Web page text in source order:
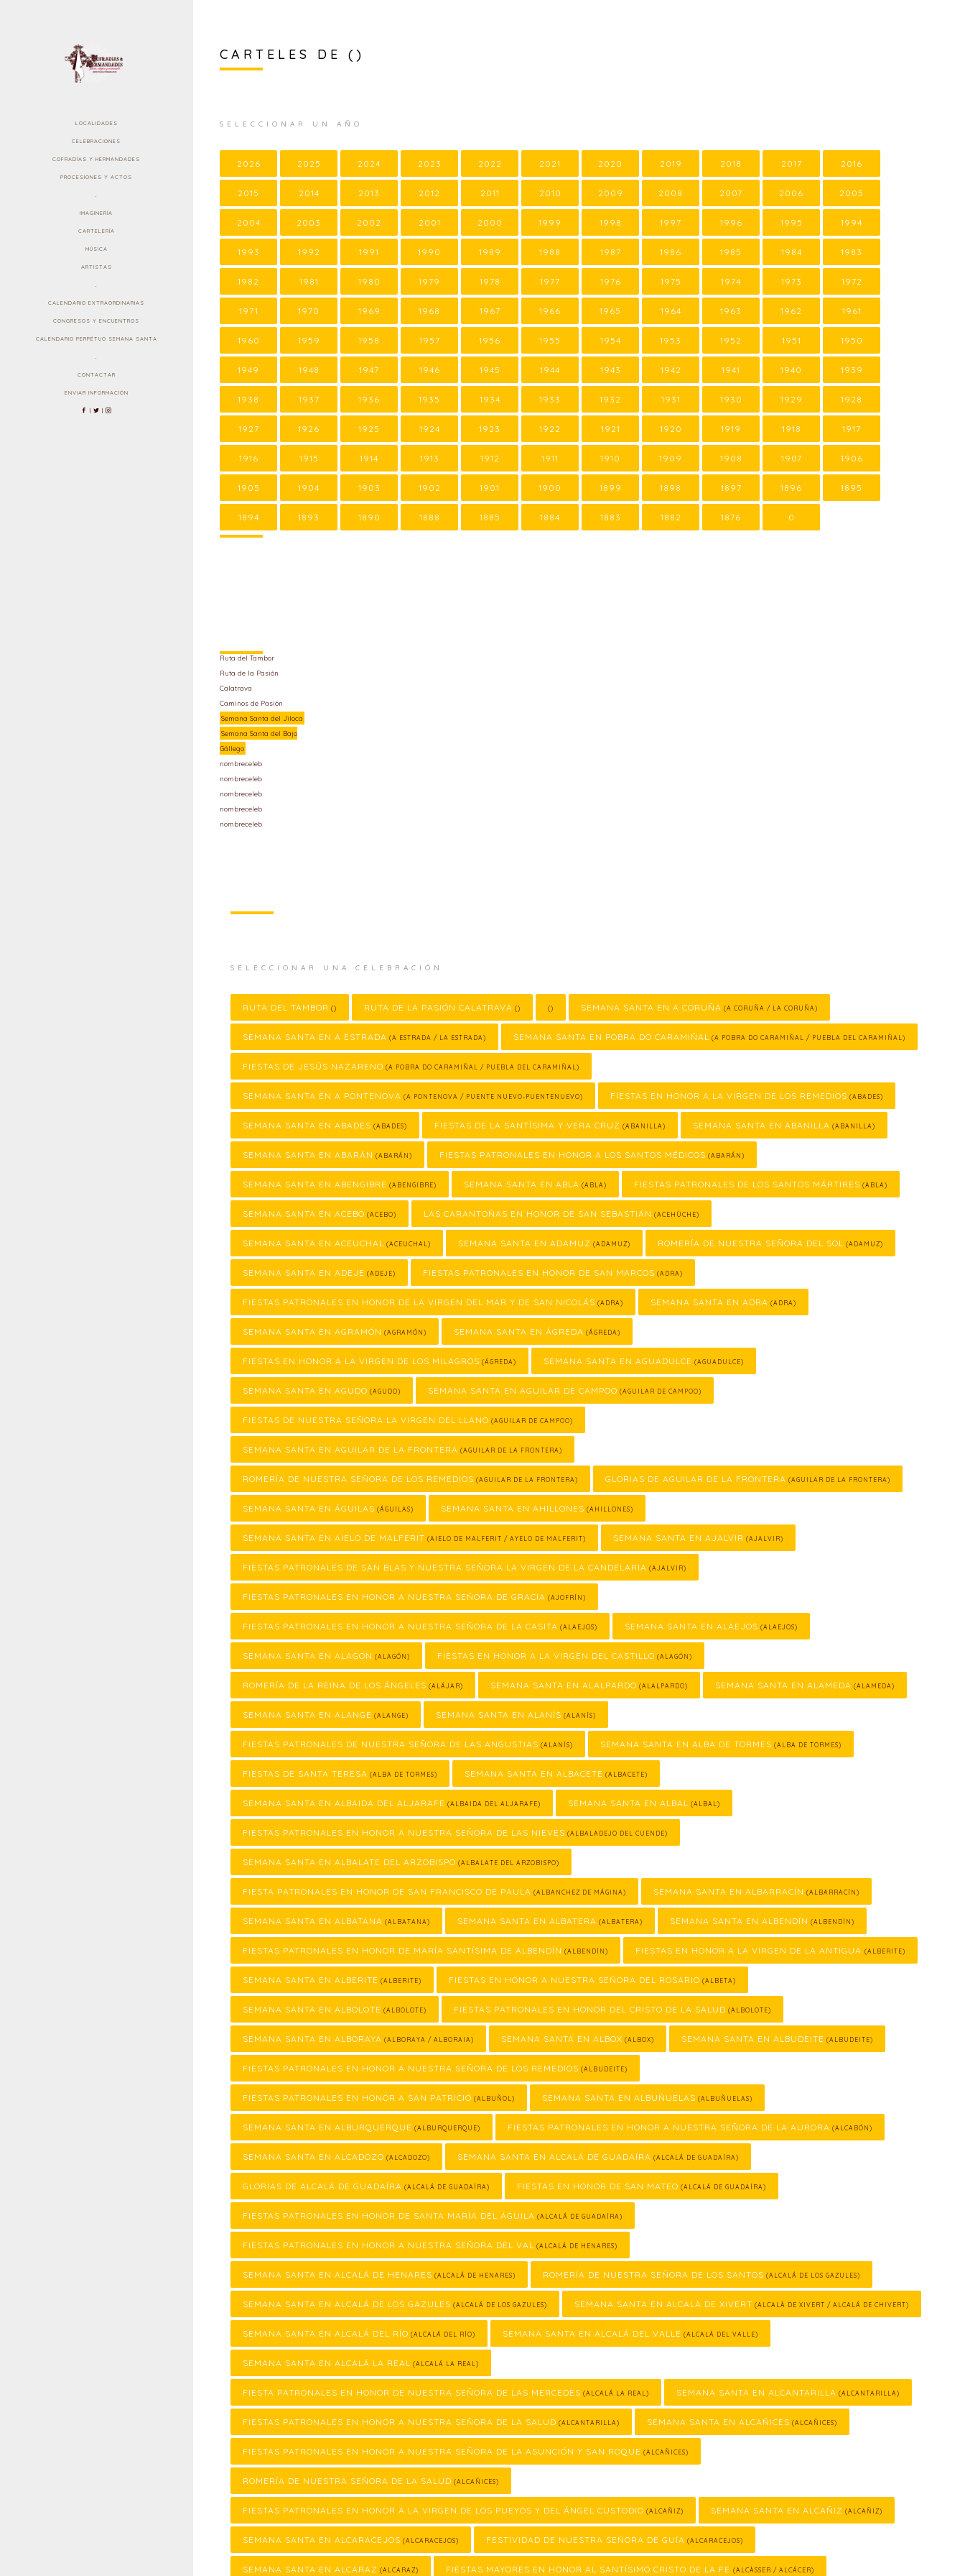
LOCALIDADES
CELEBRACIONES
COFRADÍAS Y HERMANDADES
PROCESIONES Y ACTOS
.
IMAGINERÍA
CARTELERÍA
MÚSICA
ARTISTAS
.
CALENDARIO EXTRAORDINARIAS
CONGRESOS Y ENCUENTROS
CALENDARIO PERPÉTUO SEMANA SANTA
.
CONTACTAR
ENVIAR INFORMACIÓN
| |
CARTELES DE ()
SELECCIONAR UN AÑO
2026 2025 2024 2023 2022 2021 2020 2019 2018 2017 2016
2015 2014 2013 2012 2011 2010 2009 2008 2007 2006 2005
2004 2003 2002 2001 2000 1999 1998 1997 1996 1995 1994
1993 1992 1991 1990 1989 1988 1987 1986 1985 1984 1983
1982 1981 1980 1979 1978 1977 1976 1975 1974 1973 1972
1971 1970 1969 1968 1967 1966 1965 1964 1963 1962 1961
1960 1959 1958 1957 1956 1955 1954 1953 1952 1951 1950
1949 1948 1947 1946 1945 1944 1943 1942 1941 1940 1939
1938 1937 1936 1935 1934 1933 1932 1931 1930 1929 1928
1927 1926 1925 1924 1923 1922 1921 1920 1919 1918 1917
1916 1915 1914 1913 1912 1911 1910 1909 1908 1907 1906
1905 1904 1903 1902 1901 1900 1899 1898 1897 1896 1895
1894 1893 1890 1888 1885 1884 1883 1882 1876 0
Ruta del Tambor
Ruta de la Pasión
Calatrava
Caminos de Pasión
Semana Santa del Jiloca
Semana Santa del Bajo
Gállego
nombreceleb
nombreceleb
nombreceleb
nombreceleb
nombreceleb
SELECCIONAR UNA CELEBRACIÓN
RUTA DEL TAMBOR () RUTA DE LA PASIÓN CALATRAVA () () SEMANA SANTA EN A CORUÑA (A CORUÑA / LA CORUÑA)
SEMANA SANTA EN A ESTRADA (A ESTRADA / LA ESTRADA) SEMANA SANTA EN POBRA DO CARAMIÑAL (A POBRA DO CARAMIÑAL / PUEBLA DEL CARAMIÑAL)
FIESTAS DE JESÚS NAZARENO (A POBRA DO CARAMIÑAL / PUEBLA DEL CARAMIÑAL)
SEMANA SANTA EN A PONTENOVA (A PONTENOVA / PUENTE NUEVO-PUENTENUEVO) FIESTAS EN HONOR A LA VIRGEN DE LOS REMEDIOS (ABADES)
SEMANA SANTA EN ABADES (ABADES) FIESTAS DE LA SANTÍSIMA Y VERA CRUZ (ABANILLA) SEMANA SANTA EN ABANILLA (ABANILLA)
SEMANA SANTA EN ABARÁN (ABARÁN) FIESTAS PATRONALES EN HONOR A LOS SANTOS MÉDICOS (ABARÁN)
SEMANA SANTA EN ABENGIBRE (ABENGIBRE) SEMANA SANTA EN ABLA (ABLA) FIESTAS PATRONALES DE LOS SANTOS MÁRTIRES (ABLA)
SEMANA SANTA EN ACEBO (ACEBO) LAS CARANTOÑAS EN HONOR DE SAN SEBASTIÁN (ACEHÚCHE)
SEMANA SANTA EN ACEUCHAL (ACEUCHAL) SEMANA SANTA EN ADAMUZ (ADAMUZ) ROMERÍA DE NUESTRA SEÑORA DEL SOL (ADAMUZ)
SEMANA SANTA EN ADEJE (ADEJE) FIESTAS PATRONALES EN HONOR DE SAN MARCOS (ADRA)
FIESTAS PATRONALES EN HONOR DE LA VIRGEN DEL MAR Y DE SAN NICOLÁS (ADRA) SEMANA SANTA EN ADRA (ADRA)
SEMANA SANTA EN AGRAMÓN (AGRAMÓN) SEMANA SANTA EN ÁGREDA (ÁGREDA)
FIESTAS EN HONOR A LA VIRGEN DE LOS MILAGROS (ÁGREDA) SEMANA SANTA EN AGUADULCE (AGUADULCE)
SEMANA SANTA EN AGUDO (AGUDO) SEMANA SANTA EN AGUILAR DE CAMPOO (AGUILAR DE CAMPOO)
FIESTAS DE NUESTRA SEÑORA LA VIRGEN DEL LLANO (AGUILAR DE CAMPOO)
SEMANA SANTA EN AGUILAR DE LA FRONTERA (AGUILAR DE LA FRONTERA)
ROMERÍA DE NUESTRA SEÑORA DE LOS REMEDIOS (AGUILAR DE LA FRONTERA) GLORIAS DE AGUILAR DE LA FRONTERA (AGUILAR DE LA FRONTERA)
SEMANA SANTA EN ÁGUILAS (ÁGUILAS) SEMANA SANTA EN AHILLONES (AHILLONES)
SEMANA SANTA EN AIELO DE MALFERIT (AIELO DE MALFERIT / AYELO DE MALFERIT) SEMANA SANTA EN AJALVIR (AJALVIR)
FIESTAS PATRONALES DE SAN BLAS Y NUESTRA SEÑORA LA VIRGEN DE LA CANDELARIA (AJALVIR)
FIESTAS PATRONALES EN HONOR A NUESTRA SEÑORA DE GRACIA (AJOFRÍN)
FIESTAS PATRONALES EN HONOR A NUESTRA SEÑORA DE LA CASITA (ALAEJOS) SEMANA SANTA EN ALAEJOS (ALAEJOS)
SEMANA SANTA EN ALAGÓN (ALAGÓN) FIESTAS EN HONOR A LA VIRGEN DEL CASTILLO (ALAGÓN)
ROMERÍA DE LA REINA DE LOS ÁNGELES (ALÁJAR) SEMANA SANTA EN ALALPARDO (ALALPARDO) SEMANA SANTA EN ALAMEDA (ALAMEDA)
SEMANA SANTA EN ALANGE (ALANGE) SEMANA SANTA EN ALANÍS (ALANÍS)
FIESTAS PATRONALES DE NUESTRA SEÑORA DE LAS ANGUSTIAS (ALANÍS) SEMANA SANTA EN ALBA DE TORMES (ALBA DE TORMES)
FIESTAS DE SANTA TERESA (ALBA DE TORMES) SEMANA SANTA EN ALBACETE (ALBACETE)
SEMANA SANTA EN ALBAIDA DEL ALJARAFE (ALBAIDA DEL ALJARAFE) SEMANA SANTA EN ALBAL (ALBAL)
FIESTAS PATRONALES EN HONOR A NUESTRA SEÑORA DE LAS NIEVES (ALBALADEJO DEL CUENDE)
SEMANA SANTA EN ALBALATE DEL ARZOBISPO (ALBALATE DEL ARZOBISPO)
FIESTA PATRONALES EN HONOR DE SAN FRANCISCO DE PAULA (ALBANCHEZ DE MÁGINA) SEMANA SANTA EN ALBARRACÍN (ALBARRACÍN)
SEMANA SANTA EN ALBATANA (ALBATANA) SEMANA SANTA EN ALBATERA (ALBATERA) SEMANA SANTA EN ALBENDÍN (ALBENDÍN)
FIESTAS PATRONALES EN HONOR DE MARÍA SANTÍSIMA DE ALBENDÍN (ALBENDÍN) FIESTAS EN HONOR A LA VIRGEN DE LA ANTIGUA(ALBERITE)
SEMANA SANTA EN ALBERITE (ALBERITE) FIESTAS EN HONOR A NUESTRA SEÑORA DEL ROSARIO (ALBETA)
SEMANA SANTA EN ALBOLOTE (ALBOLOTE) FIESTAS PATRONALES EN HONOR DEL CRISTO DE LA SALUD (ALBOLOTE)
SEMANA SANTA EN ALBORAYA (ALBORAYA / ALBORAIA) SEMANA SANTA EN ALBOX (ALBOX) SEMANA SANTA EN ALBUDEITE (ALBUDEITE)
FIESTAS PATRONALES EN HONOR A NUESTRA SEÑORA DE LOS REMEDIOS (ALBUDEITE)
FIESTAS PATRONALES EN HONOR A SAN PATRICIO (ALBUÑOL) SEMANA SANTA EN ALBUÑUELAS (ALBUÑUELAS)
SEMANA SANTA EN ALBURQUERQUE (ALBURQUERQUE) FIESTAS PATRONALES EN HONOR A NUESTRA SEÑORA DE LA AURORA (ALCABÓN)
SEMANA SANTA EN ALCADOZO (ALCADOZO) SEMANA SANTA EN ALCALÁ DE GUADAÍRA (ALCALÁ DE GUADAÍRA)
GLORIAS DE ALCALÁ DE GUADAÍRA (ALCALÁ DE GUADAÍRA) FIESTAS EN HONOR DE SAN MATEO (ALCALÁ DE GUADAÍRA)
FIESTAS PATRONALES EN HONOR DE SANTA MARÍA DEL ÁGUILA (ALCALÁ DE GUADAÍRA)
FIESTAS PATRONALES EN HONOR A NUESTRA SEÑORA DEL VAL (ALCALÁ DE HENARES)
SEMANA SANTA EN ALCALÁ DE HENARES (ALCALÁ DE HENARES) ROMERÍA DE NUESTRA SEÑORA DE LOS SANTOS (ALCALÁ DE LOS GAZULES)
SEMANA SANTA EN ALCALÁ DE LOS GAZULES (ALCALÁ DE LOS GAZULES) SEMANA SANTA EN ALCALÀ DE XIVERT (ALCALÀ DE XIVERT / ALCALÁ DE CHIVERT)
SEMANA SANTA EN ALCALÁ DEL RÍO (ALCALÁ DEL RÍO) SEMANA SANTA EN ALCALÁ DEL VALLE (ALCALÁ DEL VALLE)
SEMANA SANTA EN ALCALÁ LA REAL (ALCALÁ LA REAL)
FIESTA PATRONALES EN HONOR DE NUESTRA SEÑORA DE LAS MERCEDES (ALCALÁ LA REAL) SEMANA SANTA EN ALCANTARILLA (ALCANTARILLA)
FIESTAS PATRONALES EN HONOR A NUESTRA SEÑORA DE LA SALUD (ALCANTARILLA) SEMANA SANTA EN ALCAÑICES (ALCAÑICES)
FIESTAS PATRONALES EN HONOR A NUESTRA SEÑORA DE LA ASUNCIÓN Y SAN ROQUE (ALCAÑICES)
ROMERÍA DE NUESTRA SEÑORA DE LA SALUD (ALCAÑICES)
FIESTAS PATRONALES EN HONOR A LA VIRGEN DE LOS PUEYOS Y DEL ÁNGEL CUSTODIO (ALCAÑIZ) SEMANA SANTA EN ALCAÑIZ (ALCAÑIZ)
SEMANA SANTA EN ALCARACEJOS (ALCARACEJOS) FESTIVIDAD DE NUESTRA SEÑORA DE GUÍA (ALCARACEJOS)
SEMANA SANTA EN ALCARAZ (ALCARAZ) FIESTAS MAYORES EN HONOR AL SANTÍSIMO CRISTO DE LA FE(ALCÀSSER / ALCÁCER)